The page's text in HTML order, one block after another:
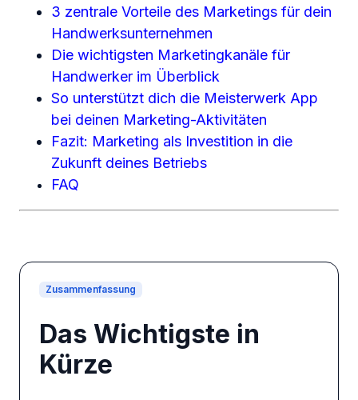
3 zentrale Vorteile des Marketings für dein
Handwerksunternehmen
Die wichtigsten Marketingkanäle für
Handwerker im Überblick
So unterstützt dich die Meisterwerk App
bei deinen Marketing-Aktivitäten
Fazit: Marketing als Investition in die
Zukunft deines Betriebs
FAQ
Zusammenfassung
Das Wichtigste in
Kürze